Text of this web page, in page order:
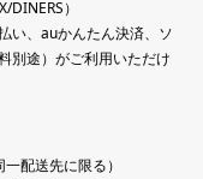
）
い、auかんたん決済、ソ
別途）がご利用いただけ
配送先に限る）